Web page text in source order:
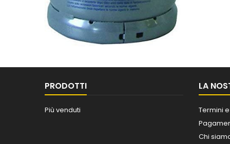
PRODOTTI
Più venduti
LA
Termini
Chi